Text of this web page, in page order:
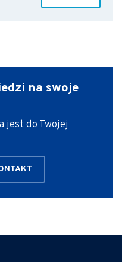
na swoje
jest do Twojej